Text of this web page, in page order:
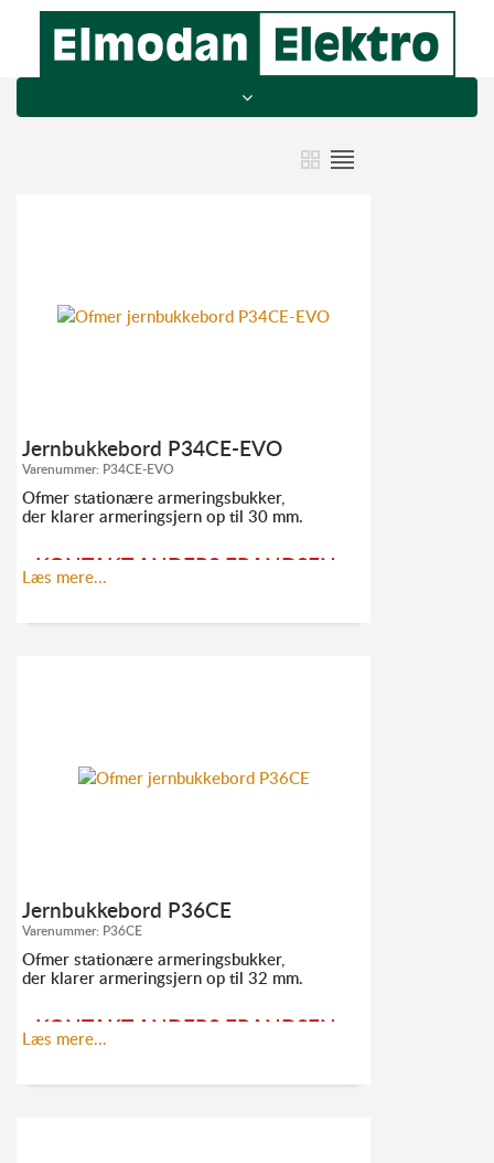
Jernbukkebord P34CE-EVO
Varenummer: P34CE-EVO
Ofmer stationære armeringsbukker,
der klarer armeringsjern op til 30 mm.
KONTAKT ANDERS FRANDSEN
TLF. 5210 21 10 AF@ELMODAN.DK
Se P34CE-EVO splittegningher
Læs mere...
Jernbukkebord P36CE
Varenummer: P36CE
Ofmer stationære armeringsbukker,
der klarer armeringsjern op til 32 mm.
KONTAKT ANDERS FRANDSEN
Læs mere...